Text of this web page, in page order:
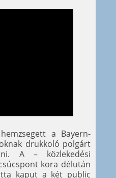
a Bayern-
drukkoló polgárt
A – közlekedési
kora délután
kaput a két public